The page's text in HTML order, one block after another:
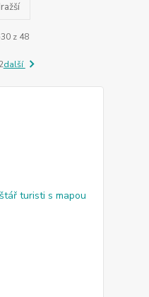
z 48
další